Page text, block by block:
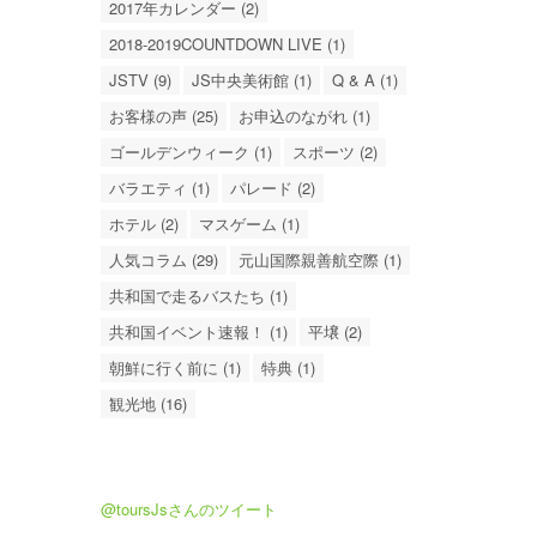
2017年カレンダー (2)
2018-2019COUNTDOWN LIVE (1)
JSTV (9)
JS中央美術館 (1)
Q & A (1)
お客様の声 (25)
お申込のながれ (1)
ゴールデンウィーク (1)
スポーツ (2)
バラエティ (1)
パレード (2)
ホテル (2)
マスゲーム (1)
人気コラム (29)
元山国際親善航空際 (1)
共和国で走るバスたち (1)
共和国イベント速報！ (1)
平壌 (2)
朝鮮に行く前に (1)
特典 (1)
観光地 (16)
@toursJsさんのツイート